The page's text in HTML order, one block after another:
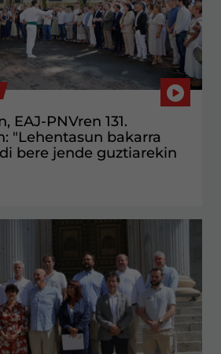
EAJ-PNVren 131.
"Lehentasun bakarra
bere jende guztiarekin